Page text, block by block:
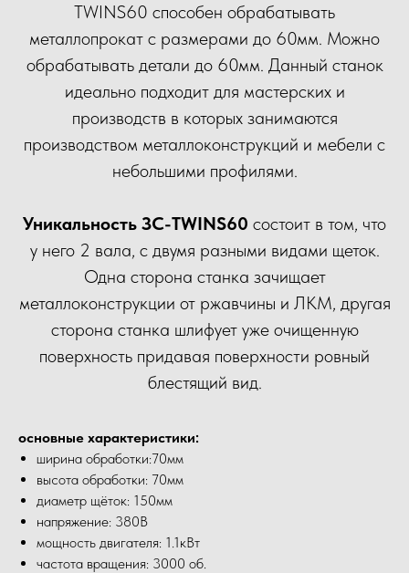
TWINS60 способен обрабатывать
металлопрокат с размерами до 60мм. Можно
обрабатывать детали до 60мм. Данный станок
идеально подходит для мастерских и
производств в которых занимаются
производством металлоконструкций и мебели с
небольшими профилями.
Уникальность ЗС-TWINS60 состоит в том, что
у него 2 вала, с двумя разными видами щеток.
Одна сторона станка зачищает
металлоконструкции от ржавчины и ЛКМ, другая
сторона станка шлифует уже очищенную
поверхность придавая поверхности ровный
блестящий вид.
основные характеристики:
ширина обработки:70мм
высота обработки: 70мм
диаметр щёток: 150мм
напряжение: 380В
мощность двигателя: 1.1кВт
частота вращения: 3000 об.